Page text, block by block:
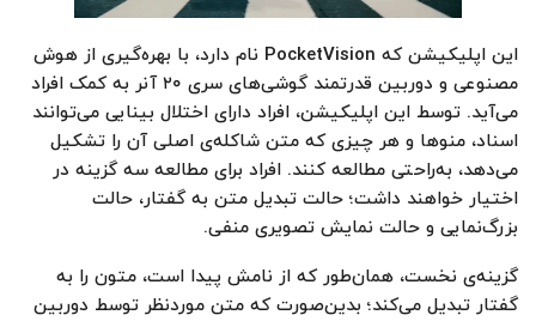
این اپلیکیشن که PocketVision نام دارد، با بهره‌گیری از هوش‌
مصنوعی و دوربین قدرتمند گوشی‌های سری ۲۰ آنر به‌ کمک افراد
می‌آید. توسط این اپلیکیشن، افراد دارای اختلال بینایی می‌توانند
اسناد، منو‌ها و هر چیزی که متن شاکله‌ی اصلی آن را تشکیل
می‌دهد، به‌راحتی مطالعه کنند. افراد برای مطالعه سه گزینه در
اختیار خواهند داشت؛ حالت تبدیل متن به گفتار، حالت
بزرگ‌نمایی و حالت نمایش تصویری منفی.
گزینه‌ی نخست، همان‌طور که از نامش پیدا است، متون را به
گفتار تبدیل می‌کند؛ بدین‌صورت که متن موردنظر توسط دوربین